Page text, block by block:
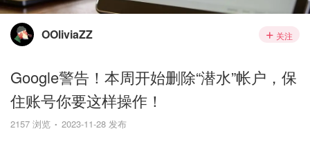
OOliviaZZ 关注
Google警告！本周开始删除“潜水”帐户，保
住账号你要这样操作！
2157 浏览 2023-11-28 发布